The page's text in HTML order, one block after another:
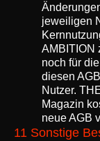
jeweiligen
AMBITION
noch für
diesen
Nutzer.
Magazin
neue AGB
11 Sonstige